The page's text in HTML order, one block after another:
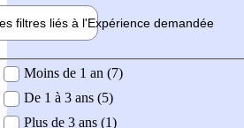
filtres liés à l'Expérience demandée
demandée
Moins de 1 an (7)
De 1 à 3 ans (5)
Plus de 3 ans (1)